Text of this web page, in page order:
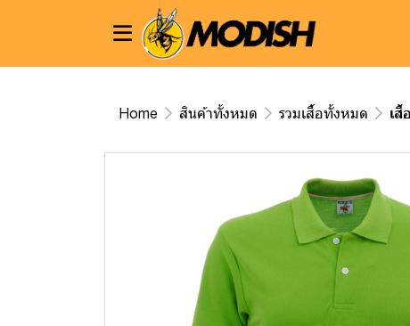
Home สินค้าทั้งหมด รวมเสื้อทั้งหมด เ